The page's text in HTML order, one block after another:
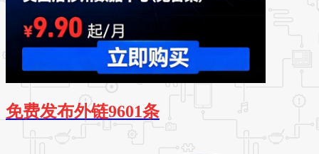
免费发布外链9601条